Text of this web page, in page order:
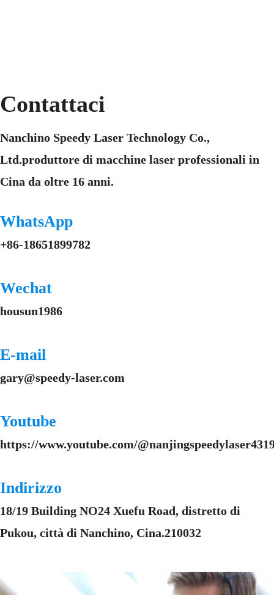
Contattaci
Nanchino Speedy Laser Technology Co.,
Ltd.produttore di macchine laser professionali in
Cina da oltre 16 anni.
WhatsApp
+86-18651899782
Wechat
housun1986
E-mail
gary@speedy-laser.com
Youtube
https://www.youtube.com/
Indirizzo
18/19 Building NO24 Xuefu Road, distretto di
Pukou, città di Nanchino, Cina.210032